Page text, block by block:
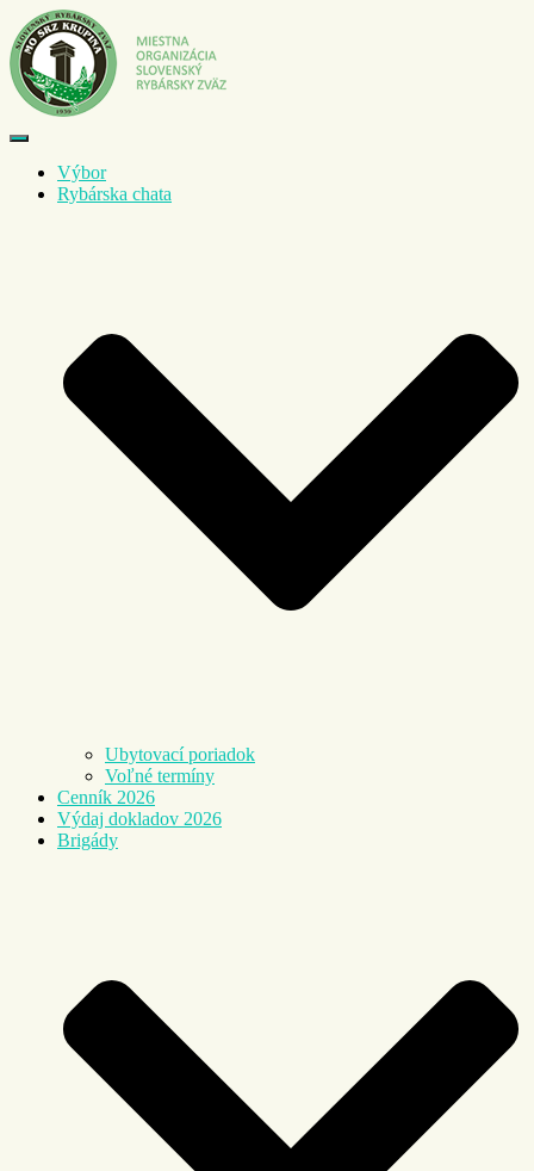
Toggle
Navigation
Výbor
Rybárska chata
Ubytovací poriadok
Voľné termíny
Cenník 2026
Výdaj dokladov 2026
Brigády